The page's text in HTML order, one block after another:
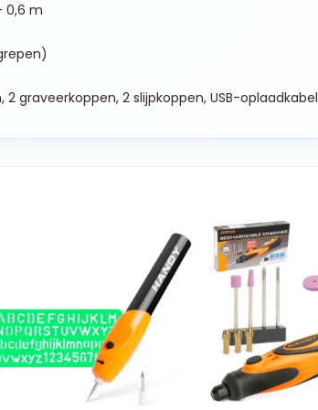
0,6 m
graveerkoppen, 2 slijpkoppen, USB-oplaadkabel